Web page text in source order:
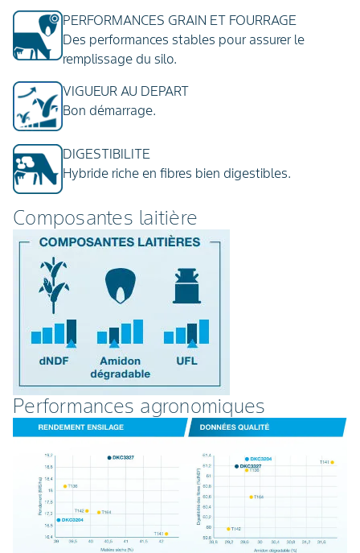
PERFORMANCES GRAIN ET FOURRAGE
Des performances stables pour assurer le
remplissage du silo.
VIGUEUR AU DEPART
Bon démarrage.
DIGESTIBILITE
Hybride riche en fibres bien digestibles.
Composantes laitière
Performances agronomiques